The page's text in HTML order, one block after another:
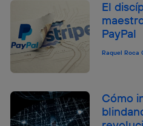
El
PayPal
Raquel Roca
Cómo